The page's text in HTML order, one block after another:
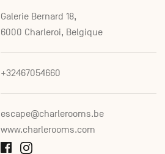
Galerie Bernard 18,
6000 Charleroi, Belgique
+32467054660
escape@charlerooms.be
www.charlerooms.com